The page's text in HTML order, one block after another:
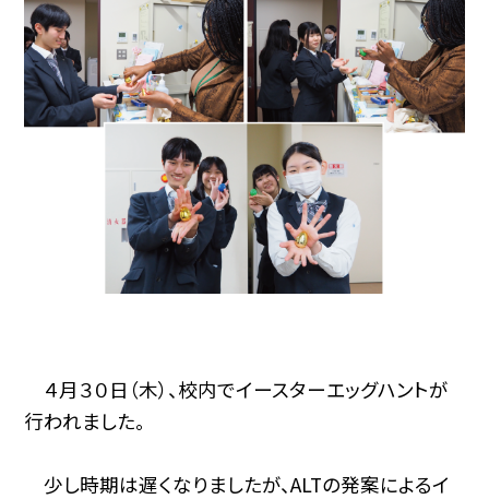
４月３０日（木）、校内でイースターエッグハントが
行われました。
少し時期は遅くなりましたが、ALTの発案によるイ